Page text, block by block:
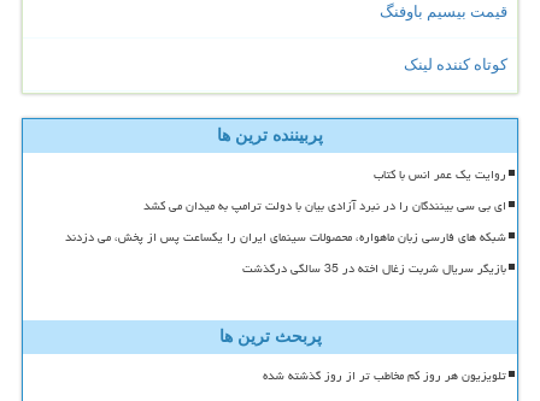
قیمت بیسیم باوفنگ
کوتاه کننده لینک
پربیننده ترین ها
روایت یک عمر انس با کتاب
ای بی سی بینندگان را در نبرد آزادی بیان با دولت ترامپ به میدان می کشد
شبکه های فارسی زبان ماهواره، محصولات سینمای ایران را یکساعت پس از پخش، می دزدند
بازیگر سریال شربت زغال اخته در 35 سالگی درگذشت
پربحث ترین ها
تلویزیون هر روز کم مخاطب تر از روز گذشته شده